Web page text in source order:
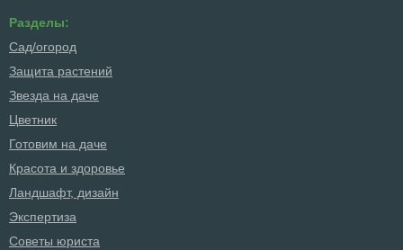
Разделы:
Сад/огород
Защита растений
Звезда на даче
Цветник
Готовим на даче
Красота и здоровье
Ландшафт, дизайн
Экспертиза
Советы юриста